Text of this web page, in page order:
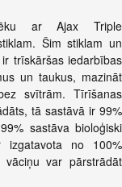
ar Ajax Triple
Šim stiklam un
trīskāršas iedarbības
un taukus, mazināt
svītrām. Tīrīšanas
tā sastāvā ir 99%
sastāva bioloģiski
izgatavota no 100%
var pārstrādāt